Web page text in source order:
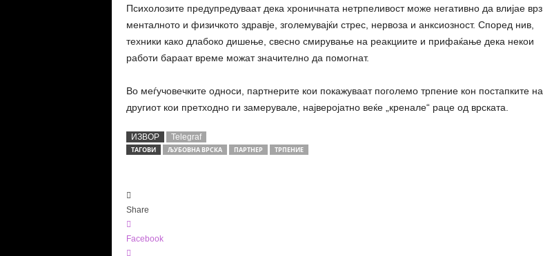
Психолозите предупредуваат дека хроничната нетрпеливост може негативно да влијае врз
менталното и физичкото здравје, зголемувајќи стрес, нервоза и анксиозност. Според нив,
техники како длабоко дишење, свесно смирување на реакциите и прифаќање дека некои
работи бараат време можат значително да помогнат.
Во меѓучовечките односи, партнерите кои покажуваат поголемо трпение кон постапките на
другиот кои претходно ги замерувале, најверојатно веќе „кренале“ раце од врската.
ИЗВОР Telegraf
ТАГОВИ ЉУБОВНА ВРСКА ПАРТНЕР ТРПЕНИЕ
Share
Facebook